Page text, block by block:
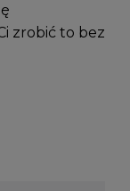
zrobić to bez